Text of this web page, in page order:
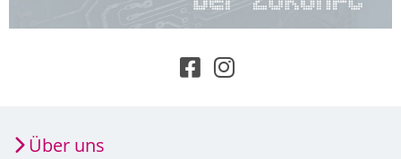
Über uns